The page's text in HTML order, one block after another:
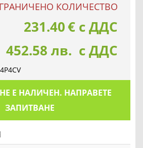
КОЛИЧЕСТВО
231.40€ с ДДС
452.58 лв. с ДДС
Е НАЛИЧЕН. НАПРАВЕТЕ
ЗАПИТВАНЕ